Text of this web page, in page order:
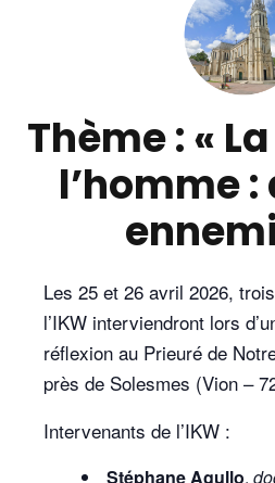
Thème : «
l’homme
Les 25 et 26 avril 2026,
l’IKW interviendront lors
réflexion au Prieuré de
près de Solesmes (Vion –
Intervenants de l’IKW :
Stéphane Agullo,